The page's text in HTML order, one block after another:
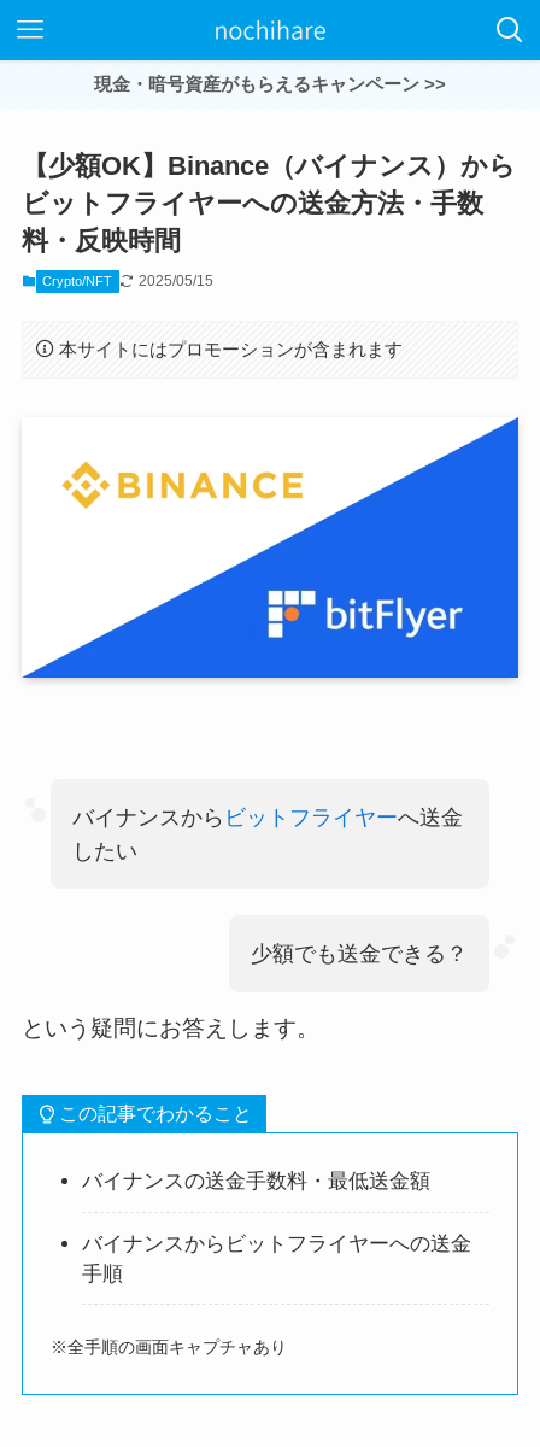
現金・暗号資産がもらえるキャンペーン >>
【少額OK】Binance（バイナンス）から
ビットフライヤーへの送金方法・手数
料・反映時間
Crypto/NFT 2025/05/15
本サイトにはプロモーションが含まれます
バイナンスから ビットフライヤーへ送金
したい
少額でも送金できる？
という疑問にお答えします。
この記事でわかること
バイナンスの送金手数料・最低送金額
バイナンスからビットフライヤーへの送金
手順
※全手順の画面キャプチャあり